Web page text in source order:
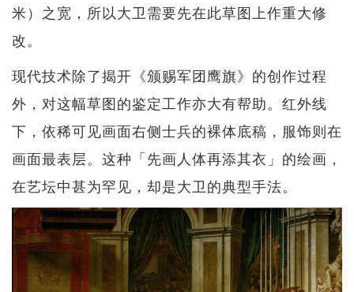
米）之宽，所以大卫需要先在此草图上作重大修
改。
现代技术除了揭开《颁赐军团鹰旗》的创作过程
外，对这幅草图的鉴定工作亦大有帮助。红外线
下，依稀可见画面右侧士兵的裸体底稿，服饰则在
画面最表层。这种「先画人体再添其衣」的绘画，
在艺坛中甚为罕见，却是大卫的典型手法。